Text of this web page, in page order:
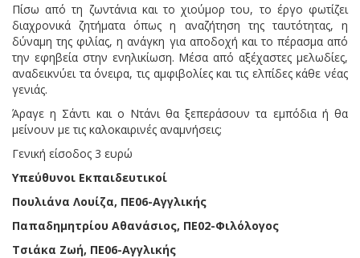
Πίσω από τη ζωντάνια και το χιούμορ του, το έργο φωτίζει
διαχρονικά ζητήματα όπως η αναζήτηση της ταυτότητας, η
δύναμη της φιλίας, η ανάγκη για αποδοχή και το πέρασμα από
την εφηβεία στην ενηλικίωση. Μέσα από αξέχαστες μελωδίες,
αναδεικνύει τα όνειρα, τις αμφιβολίες και τις ελπίδες κάθε νέας
γενιάς.
Άραγε η Σάντι και ο Ντάνι θα ξεπεράσουν τα εμπόδια ή θα
μείνουν με τις καλοκαιρινές αναμνήσεις;
Γενική είσοδος 3 ευρώ
Υπεύθυνοι Εκπαιδευτικοί
Πουλιάνα Λουίζα, ΠΕ06-Αγγλικής
Παπαδημητρίου Αθανάσιος, ΠΕ02-Φιλόλογος
Τσιάκα Ζωή, ΠΕ06-Αγγλικής